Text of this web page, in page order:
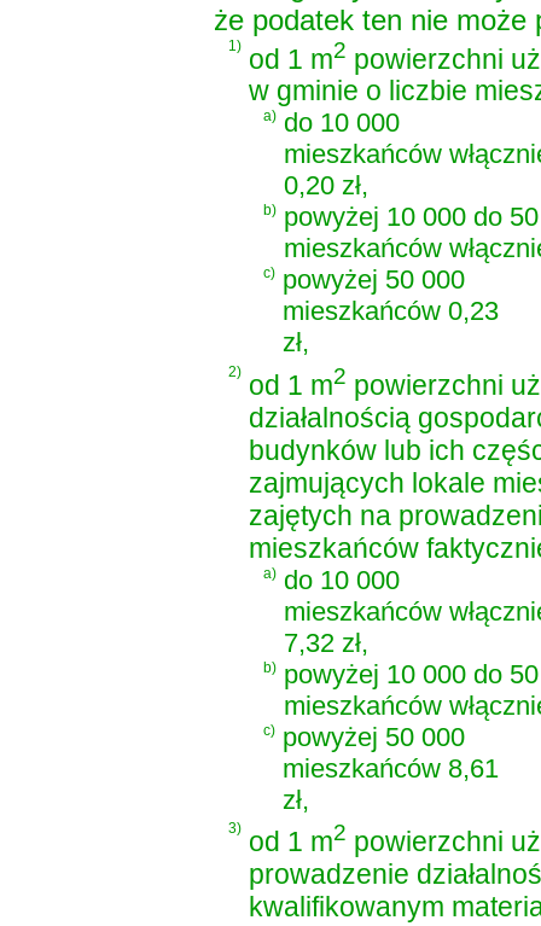
że podatek ten nie może
1) od 1 m2 powierzchni
w gminie o liczbie
a) do 10 000
mieszkańców
0,20 zł,
b) powyżej 10 000 do
mieszkańców
c) powyżej 50 000
mieszkańców 0,23
zł,
2) od 1 m2 powierzchni
działalnością
budynków lub ich
zajmujących lokale
zajętych na
mieszkańców
a) do 10 000
mieszkańców
7,32 zł,
b) powyżej 10 000 do
mieszkańców
c) powyżej 50 000
mieszkańców 8,61
zł,
3) od 1 m2 powierzchni
prowadzenie
kwalifikowanym